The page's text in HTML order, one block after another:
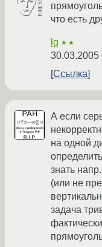
что есть
lg ★★
30.03.2005
Ссылка
А если
на одной
знать
(или не
задача